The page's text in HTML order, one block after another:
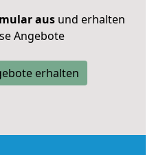
ausund erhalten
Angebote
erhalten